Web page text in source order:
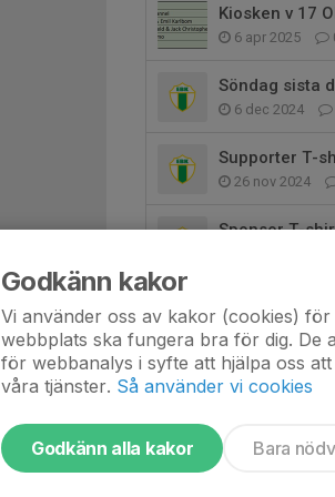
Kiosken v 17
6 apr 2025
Söndag sista
6 dec 2024
Supporter T-
26 nov 2024
Sponsor T-
26 okt 2024
Godkänn kakor
Vi använder oss av kakor (cookies)
webbplats ska fungera bra för dig. De
för webbanalys i syfte att hjälpa oss
våra tjänster. Så använder vi cookies
Godkänn alla kakor Bara